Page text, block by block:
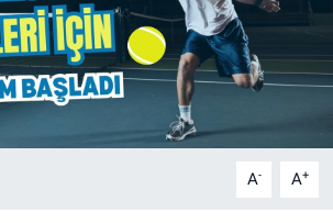
A- A+